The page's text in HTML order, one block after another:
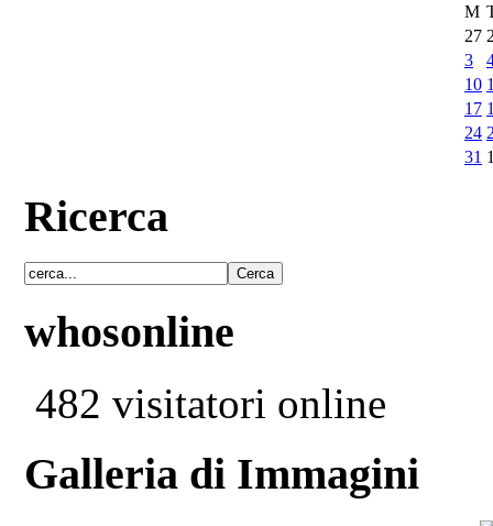
M
27
3
10
17
24
31
Ricerca
whosonline
482 visitatori online
Galleria di Immagini